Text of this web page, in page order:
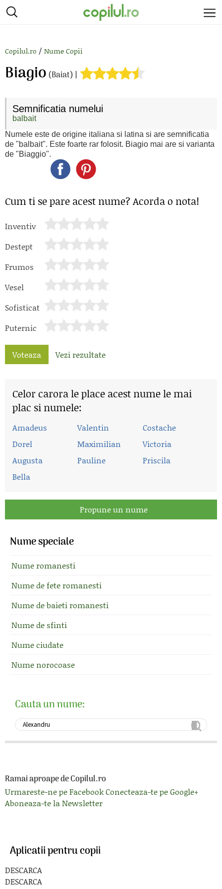
Copilul.ro / Nume Copii
Biagio(Baiat) |
Semnificatia numelui
balbait
Numele este de origine italiana si latina si are semnificatia
de "balbait". Este foarte rar folosit. Biagio mai are si varianta
de "Biaggio".
Cum ti se pare acest nume? Acorda o nota!
Inventiv
Destept
Frumos
Vesel
Sofisticat
Puternic
Voteaza Vezi rezultate
Celor carora le place acest nume le mai
plac si numele:
Amadeus Valentin
Costache
Dorel
Maximilian
Victoria
Augusta
Pauline
Priscila
Bella
Propune un nume
Nume speciale
Nume romanesti
Nume de fete romanesti
Nume de baieti romanesti
Nume de sfinti
Nume ciudate
Nume norocoase
Cauta un nume:
Ramai aproape de Copilul.ro
Urmareste-ne pe FacebookConecteaza-te pe Google+
Aboneaza-te la Newsletter
Aplicatii pentru copii
DESCARCA
DESCARCA